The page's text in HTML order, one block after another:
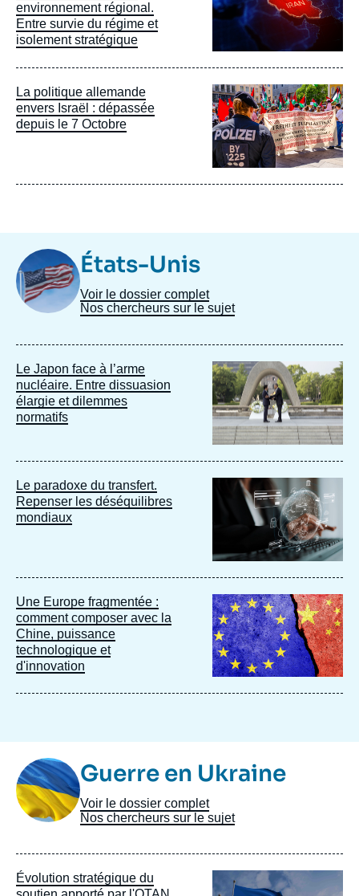
environnement régional.
Entre survie du régime et
isolement stratégique
La politique allemande
envers Israël : dépassée
depuis le 7 Octobre
Image
principale
Image
Taxonomie États-Unis
Voir le dossier complet
Nos chercheurs sur le sujet
Le Japon face à l’arme
nucléaire. Entre dissuasion
élargie et dilemmes
normatifs
Image
principale
Le paradoxe du transfert.
Repenser les déséquilibres
mondiaux
Image
principale
Une Europe fragmentée :
comment composer avec la
Chine, puissance
technologique et
d'innovation
Image
principale
Image
TaxonomieGuerre en Ukraine
Voir le dossier complet
Nos chercheurs sur le sujet
Évolution stratégique du
Image
principale